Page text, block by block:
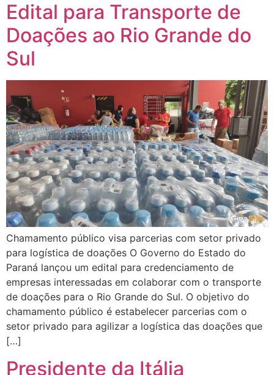
Edital para Transporte de
Doações ao Rio Grande do
Sul
Chamamento público visa parcerias com setor privado
para logística de doações O Governo do Estado do
Paraná lançou um edital para credenciamento de
empresas interessadas em colaborar com o transporte
de doações para o Rio Grande do Sul. O objetivo do
chamamento público é estabelecer parcerias com o
setor privado para agilizar a logística das doações que
[…]
Presidente da Itália